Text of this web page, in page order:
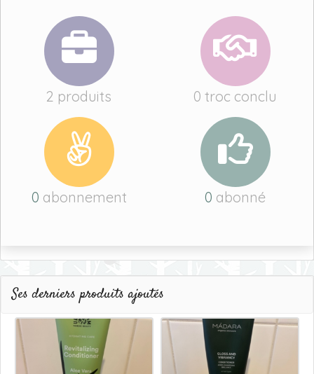
2 produits 0 troc conclu
0 abonnement 0 abonné
Ses derniers produits ajoutés